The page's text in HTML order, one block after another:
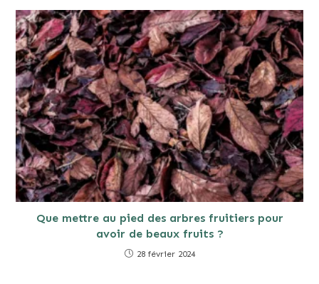
Que mettre au pied des arbres fruitiers pour
avoir de beaux fruits ?
28 février 2024